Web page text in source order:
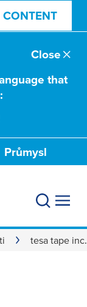
that
Close
Průmysl
tesa tape inc.